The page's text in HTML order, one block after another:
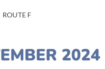
ROUTE F